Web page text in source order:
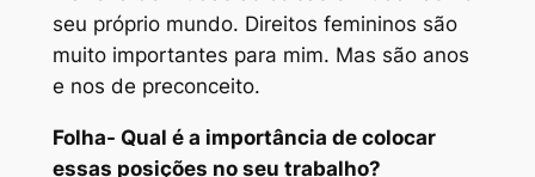
seu próprio mundo. Direitos femininos são
muito importantes para mim. Mas são anos
e nos de preconceito.
Folha- Qual é a importância de colocar
essas posições no seu trabalho?